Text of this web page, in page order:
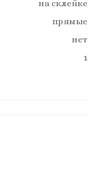
на склейке
прямые
нет
1